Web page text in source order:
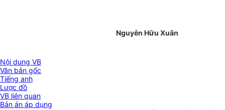
Nguyễn Hữu Xuân
Nội dung VB
Văn bản gốc
Tiếng anh
Lược đồ
VB liên quan
Bản án áp dụng